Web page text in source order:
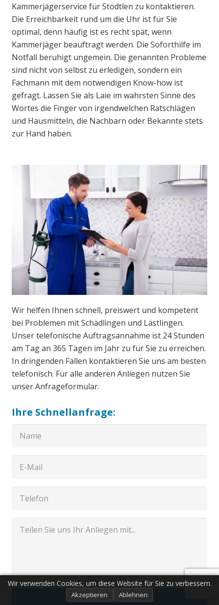
Kammerjägerservice für Stödtlen zu kontaktieren.
Die Erreichbarkeit rund um die Uhr ist für Sie
optimal, denn häufig ist es recht spät, wenn
Kammerjäger beauftragt werden. Die Soforthilfe im
Notfall beruhigt ungemein. Die genannten Probleme
sind nicht von selbst zu erledigen, sondern ein
Fachmann mit dem notwendigen Know-how ist
gefragt. Lassen Sie als Laie im wahrsten Sinne des
Wortes die Finger von irgendwelchen Ratschlägen
und Hausmitteln, die Nachbarn oder Bekannte stets
zur Hand haben.
Wir helfen Ihnen schnell, preiswert und kompetent
bei Problemen mit Schädlingen und Lästlingen.
Unser telefonische Auftragsannahme ist 24 Stunden
am Tag an 365 Tagen im Jahr zu für Sie zu erreichen.
In dringenden Fällen kontaktieren Sie uns am besten
telefonisch. Für alle anderen Anliegen nutzen Sie
unser Anfrageformular.
Ihre Schnellanfrage:
Senden
Wir verwenden Cookies, um diese Website für Sie zu verbessern.
Akzeptieren Ablehnen